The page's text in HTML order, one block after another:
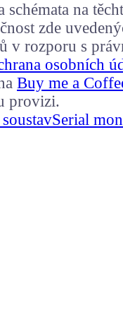
schémata na
zde
v rozporu s
osobních
Buy me a
provizi.
Serial